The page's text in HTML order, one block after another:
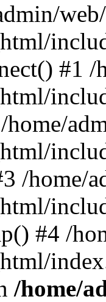
#1
home/
/home/
#4 /
/home/